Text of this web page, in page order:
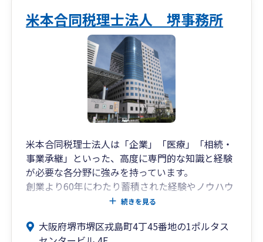
米本合同税理士法人 堺事務所
米本合同税理士法人は「企業」「医療」「相続・
事業承継」といった、高度に専門的な知識と経験
が必要な各分野に強みを持っています。
創業より60年にわたり蓄積された経験やノウハウ
を活かすとともに、各分野における経験豊富なス
供いたします。
続きを見る
大阪府堺市堺区戎島町4丁45番地の1ポルタス